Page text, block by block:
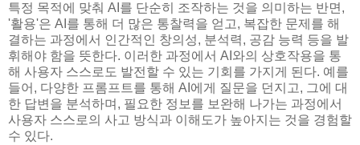
특정 목적에 맞춰 AI를 단순히 조작하는 것을 의미하는 반면,
'활용'은 AI를 통해 더 많은 통찰력을 얻고, 복잡한 문제를 해
결하는 과정에서 인간적인 창의성, 분석력, 공감 능력 등을 발
휘해야 함을 뜻한다. 이러한 과정에서 AI와의 상호작용을 통
해 사용자 스스로도 발전할 수 있는 기회를 가지게 된다. 예를
들어, 다양한 프롬프트를 통해 AI에게 질문을 던지고, 그에 대
한 답변을 분석하며, 필요한 정보를 보완해 나가는 과정에서
사용자 스스로의 사고 방식과 이해도가 높아지는 것을 경험할
수 있다.